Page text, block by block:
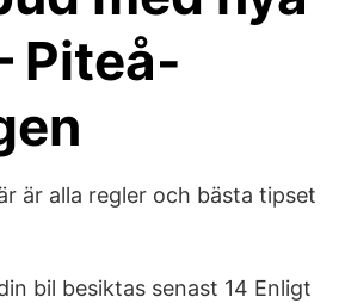
Piteå-
är alla regler och bästa tipset
bil besiktas senast 14 Enligt